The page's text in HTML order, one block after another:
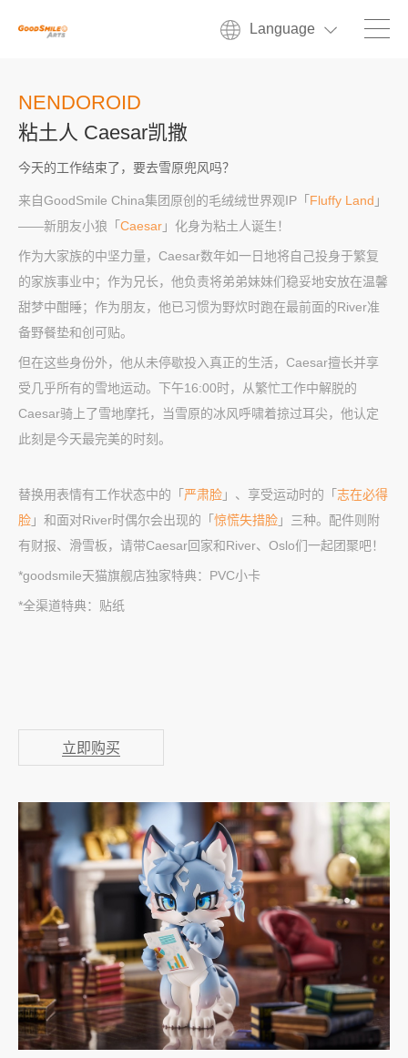
Language
NENDOROID
粘土人 Caesar凯撒
今天的工作结束了，要去雪原兜风吗？
来自GoodSmile China集团原创的毛绒绒世界观IP「 Fluffy Land 」
——新朋友小狼「 Caesar 」化身为粘土人诞生！
作为大家族的中坚力量，Caesar数年如一日地将自己投身于繁复
的家族事业中；作为兄长，他负责将弟弟妹妹们稳妥地安放在温馨
甜梦中酣睡；作为朋友，他已习惯为野炊时跑在最前面的River准
备野餐垫和创可贴。
但在这些身份外，他从未停歇投入真正的生活，Caesar擅长并享
受几乎所有的雪地运动。下午16:00时，从繁忙工作中解脱的
Caesar骑上了雪地摩托，当雪原的冰风呼啸着掠过耳尖，他认定
此刻是今天最完美的时刻。
替换用表情有工作状态中的「 严肃脸 」、享受运动时的「 志在必得
脸 」和面对River时偶尔会出现的「 惊慌失措脸 」三种。配件则附
有财报、滑雪板，请带Caesar回家和River、Oslo们一起团聚吧！
*goodsmile天猫旗舰店独家特典：PVC小卡
*全渠道特典：贴纸
立即购买